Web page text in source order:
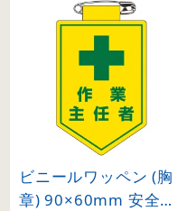
ビニールワッペン (胸
章) 90×60mm 安全ピ